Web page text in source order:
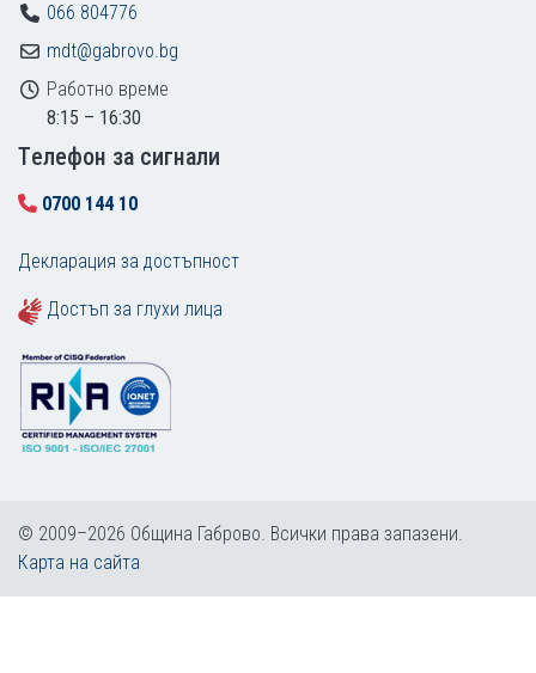
066 804776
mdt@gabrovo.bg
Работно време
8:15 – 16:30
Tелефон за сигнали
0700 144 10
Декларация за достъпност
Достъп за глухи лица
© 2009–2026 Община Габрово. Всички права запазени.
Карта на сайта